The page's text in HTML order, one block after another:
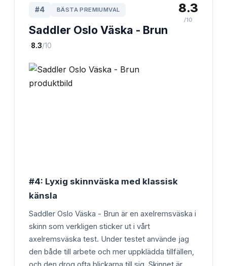
#4 BÄSTA PREMIUMVAL
Saddler Oslo Väska - Brun
·8.3/10
8.3
/10
#4: Lyxig skinnväska med klassisk
känsla
Saddler Oslo Väska - Brun är en axelremsväska i
skinn som verkligen sticker ut i vårt
axelremsväska test. Under testet använde jag
den både till arbete och mer uppklädda tillfällen,